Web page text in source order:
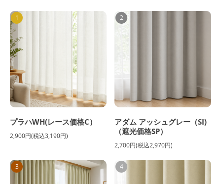
1
プラハWH(レース価格C）
2,900円(税込3,190円)
2
アダム アッシュグレー（SI)
（遮光価格SP）
2,700円(税込2,970円)
3 4